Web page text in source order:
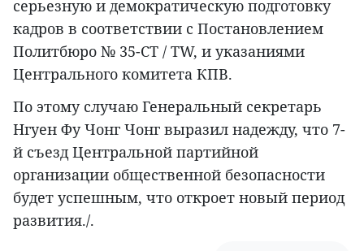
серьезную и демократическую подготовку
кадров в соответствии с Постановлением
Политбюро № 35-CT / TW, и указаниями
Центрального комитета КПВ.
По этому случаю Генеральный секретарь
Нгуен Фу Чонг Чонг выразил надежду, что 7-
й съезд Центральной партийной
организации общественной безопасности
будет успешным, что откроет новый период
развития./.